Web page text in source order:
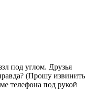
под углом. Друзья
(Прошу извинить
телефона под рукой